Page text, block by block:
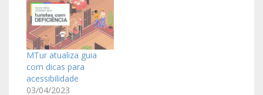
MTur atualiza guia
com dicas para
acessibilidade
03/04/2023